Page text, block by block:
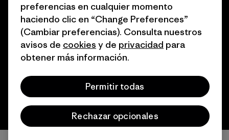
© 2026 Patagonia, Inc. Todos los derechos reservados.
español
preferencias en cualquier momento
haciendo clic en “Change Preferences”
(Cambiar preferencias). Consulta nuestros
avisos de cookies y de privacidad para
obtener más información.
Permitir todas
Rechazar opcionales